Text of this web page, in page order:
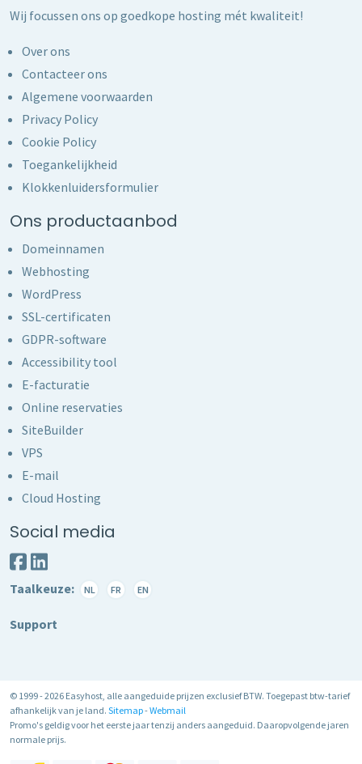
Wij focussen ons op goedkope hosting mét kwaliteit!
Over ons
Contacteer ons
Algemene voorwaarden
Privacy Policy
Cookie Policy
Toegankelijkheid
Klokkenluidersformulier
Ons productaanbod
Domeinnamen
Webhosting
WordPress
SSL-certificaten
GDPR-software
Accessibility tool
E-facturatie
Online reservaties
SiteBuilder
VPS
E-mail
Cloud Hosting
Social media
Taalkeuze: NL FR EN
Support
© 1999 - 2026 Easyhost, alle aangeduide prijzen exclusief BTW. Toegepast btw-tarief
afhankelijk van je land. Sitemap-Webmail
Promo's geldig voor het eerste jaar tenzij anders aangeduid. Daaropvolgende jaren
normale prijs.